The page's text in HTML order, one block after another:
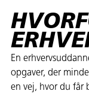
En
opgaver, der
en vej, hvor du får